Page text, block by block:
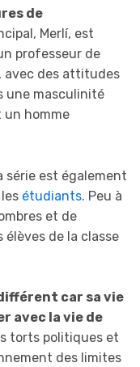
de
Merlí, est
professeur de
avec des attitudes
une masculinité
un homme
série est également
étudiants. Peu à
et de
élèves de la classe
car sa vie
avec la vie de
torts politiques et
des limites